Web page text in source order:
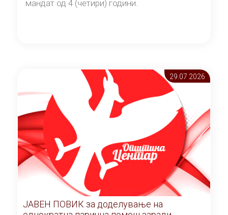
мандат од 4 (четири) години.
29.07 2026
ЈАВЕН ПОВИК за доделување на